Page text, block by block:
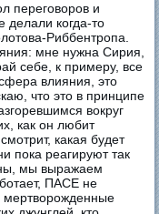
переговоров и
когда-то
Риббентропа.
мне нужна Сирия,
себе, к примеру, все
влияния, это
что это в принципе
вокруг
как он любит
какая будет
пока реагируют так
мы выражаем
ПАСЕ не
мертворожденные